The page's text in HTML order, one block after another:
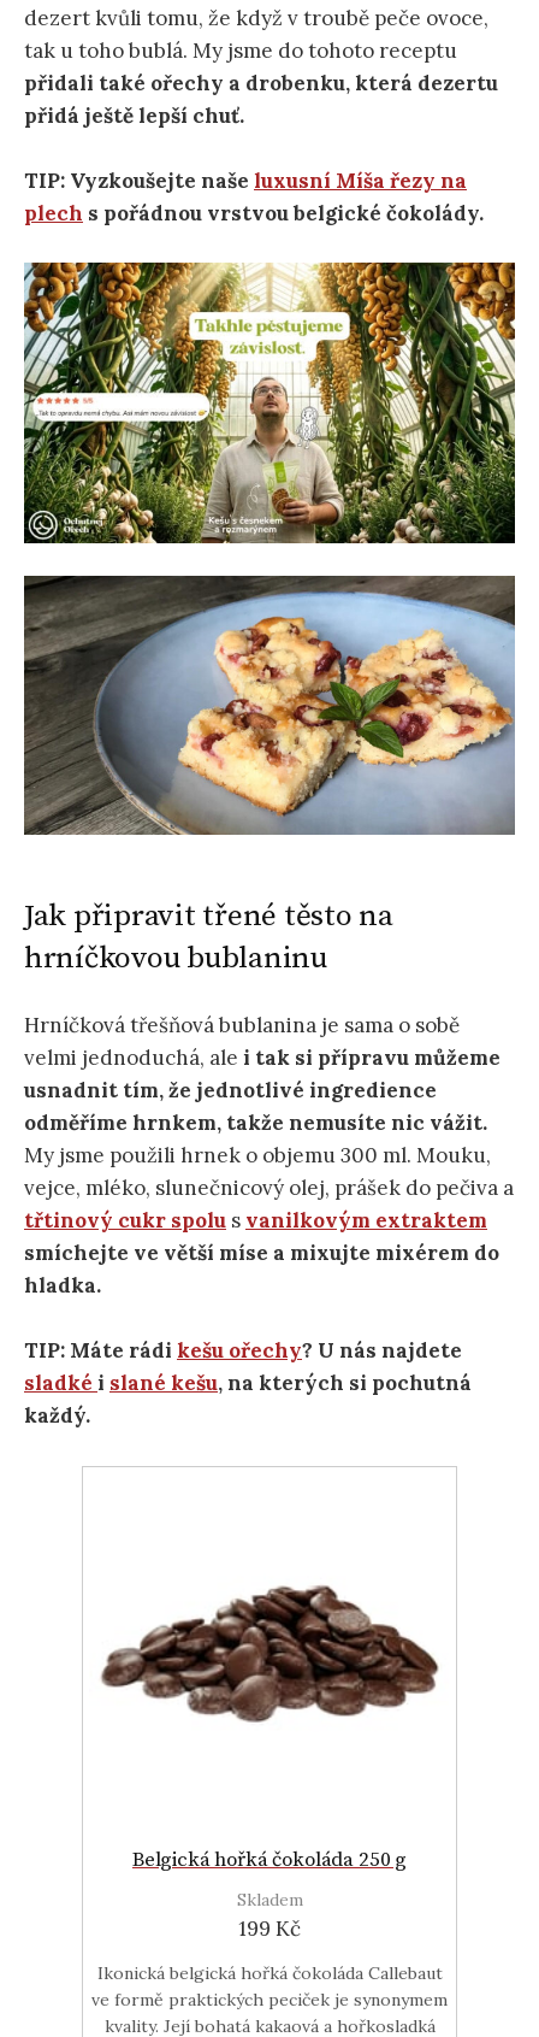
dezert kvůli tomu, že když v troubě peče ovoce,
tak u toho bublá. My jsme do tohoto receptu
přidali také ořechy a drobenku, která dezertu
přidá ještě lepší chuť.
TIP: Vyzkoušejte naše luxusní Míša řezy na
plech s pořádnou vrstvou belgické čokolády.
Jak připravit třené těsto na
hrníčkovou bublaninu
Hrníčková třešňová bublanina je sama o sobě
velmi jednoduchá, ale i tak si přípravu můžeme
usnadnit tím, že jednotlivé ingredience
odměříme hrnkem, takže nemusíte nic vážit.
My jsme použili hrnek o objemu 300 ml. Mouku,
vejce, mléko, slunečnicový olej, prášek do pečiva a
třtinový cukr spolu s vanilkovým extraktem
smíchejte ve větší míse a mixujte mixérem do
hladka.
TIP: Máte rádi kešu ořechy? U nás najdete
sladké i slané kešu, na kterých si pochutná
každý.
Belgická hořká čokoláda 250 g
Skladem
199 Kč
Ikonická belgická hořká čokoláda Callebaut
ve formě praktických peciček je synonymem
kvality. Její bohatá kakaová a hořkosladká